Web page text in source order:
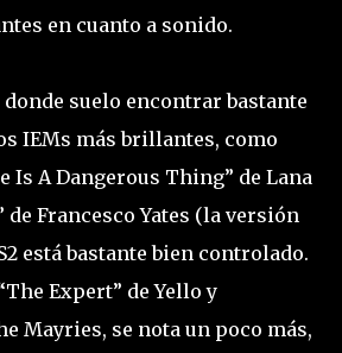
en cuanto a sonido.
suelo encontrar bastante
IEMs más brillantes, como
Is A Dangerous Thing” de Lana
de Francesco Yates (la versión
está bastante bien controlado.
Expert” de Yello y
Mayries, se nota un poco más,